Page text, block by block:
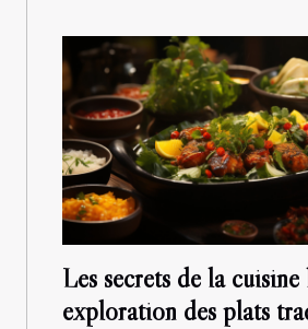
Les secrets de la
exploration des plats